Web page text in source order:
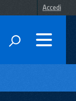
Accedi